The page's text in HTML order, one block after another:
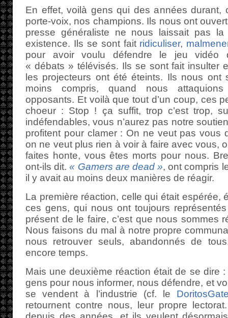
En effet, voilà gens qui des années durant,
porte-voix, nos champions. Ils nous ont
presse généraliste ne nous laissait pas
existence. Ils se sont fait ridiculiser,
pour avoir voulu défendre le jeu vidéo
« débats » télévisés. Ils se sont fait insulter
les projecteurs ont été éteints. Ils nous ont
moins compris, quand nous
opposants. Et voilà que tout d’un coup, ces
choeur : Stop ! ça suffit, trop c’est trop,
indéfendables, vous n’aurez pas notre
profitent pour clamer : On ne veut pas vous
on ne veut plus rien à voir à faire avec vous,
faites honte, vous êtes morts pour nous.
ont-ils dit.« Gamers are dead », ont compris
il y avait au moins deux manières de réagir.
La première réaction, celle qui était espérée,
ces gens, qui nous ont toujours
présent de le faire, c’est que nous sommes
Nous faisons du mal à notre propre
nous retrouver seuls, abandonnés de
encore temps.
Mais une deuxième réaction était de se dire
gens pour nous informer, nous défendre, et
se vendent à l’industrie (cf. le
retournent contre nous, leur propre